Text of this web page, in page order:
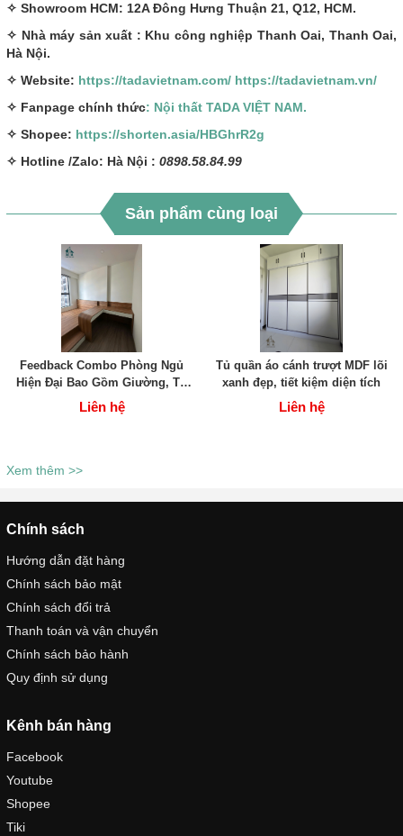
✧ Showroom HCM: 12A Đông Hưng Thuận 21, Q12, HCM.
✧ Nhà máy sản xuất : Khu công nghiệp Thanh Oai, Thanh Oai,
Hà Nội.
✧ Website: https://tadavietnam.com/ https://tadavietnam.vn/
✧ Fanpage chính thức: Nội thất TADA VIỆT NAM.
✧ Shopee: https://shorten.asia/HBGhrR2g
✧ Hotline /Zalo: Hà Nội : 0898.58.84.99
Sản phẩm cùng loại
Feedback Combo Phòng Ngủ
Hiện Đại Bao Gồm Giường, Tủ
Quần Áo Kịch Trần Và Bàn Làm
Việc Liền Khối
Liên hệ
Tủ quần áo cánh trượt MDF lõi
xanh đẹp, tiết kiệm diện tích
Liên hệ
Xem thêm >>
Chính sách
Hướng dẫn đặt hàng
Chính sách bảo mật
Chính sách đổi trả
Thanh toán và vận chuyển
Chính sách bảo hành
Quy định sử dụng
Kênh bán hàng
Facebook
Youtube
Shopee
Tiki